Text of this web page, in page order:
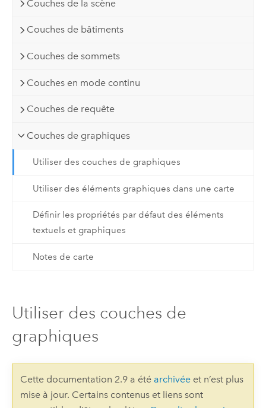
Couches de la scène
Couches de bâtiments
Couches de sommets
Couches en mode continu
Couches de requête
Couches de graphiques
Utiliser des couches de graphiques
Utiliser des éléments graphiques dans une carte
Définir les propriétés par défaut des éléments
textuels et graphiques
Notes de carte
Utiliser des couches de
graphiques
Cette documentation 2.9 a été archivéeet n’est plus
mise à jour. Certains contenus et liens sont